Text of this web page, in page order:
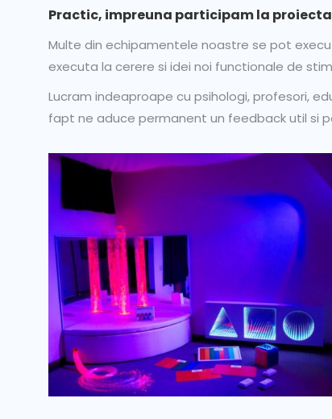
Practic, impreuna participam la
Multe din echipamentele noastre se pot
executa la cerere si idei noi functionale de
Lucram indeaproape cu psihologi, profesori,
fapt ne aduce permanent un feedback util si